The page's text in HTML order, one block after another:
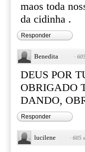
maos toda
da cidinha .
Responder
Benedita ·
DEUS POR
OBRIGADO
DANDO,
Responder
lucilene · 605